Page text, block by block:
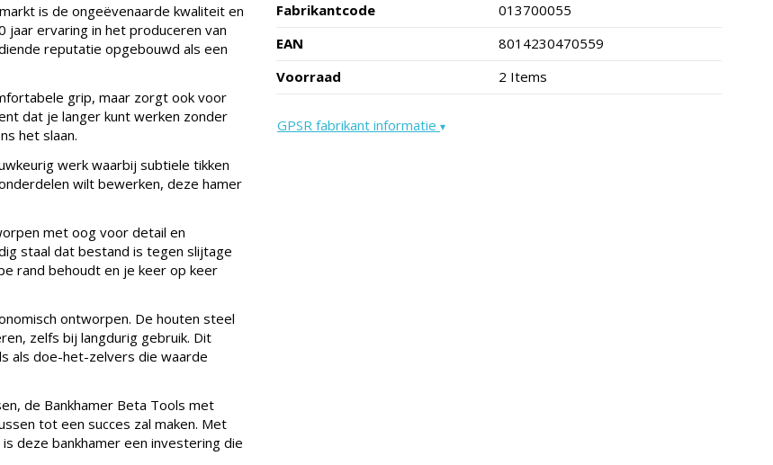
is de ongeëvenaarde kwaliteit en
jaar ervaring in het produceren van
reputatie opgebouwd als een
grip, maar zorgt ook voor
dat je langer kunt werken zonder
het slaan.
werk waarbij subtiele tikken
wilt bewerken, deze hamer
met oog voor detail en
staal dat bestand is tegen slijtage
rand behoudt en je keer op keer
ontworpen. De houten steel
zelfs bij langdurig gebruik. Dit
als doe-het-zelvers die waarde
de Bankhamer Beta Tools met
tot een succes zal maken. Met
deze bankhamer een investering die
Fabrikantcode
013700055
EAN
8014230470559
Voorraad
2 Items
GPSR fabrikant informatie ▾